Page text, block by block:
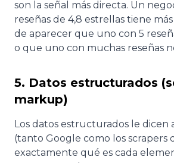
son la señal más directa. Un
reseñas de 4,8 estrellas tiene
de aparecer que uno con 5
o que uno con muchas reseñas
5. Datos estructurados
markup)
Los datos estructurados le dicen
(tanto Google como los scrapers
exactamente qué es cada